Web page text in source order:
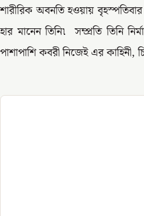
শারীরিক অবনতি হওয়ায়
হার মানেন তিনি৷ সম্প্রতি তিনি
পাশাপাশি কবরী নিজেই এর কাহিনী,